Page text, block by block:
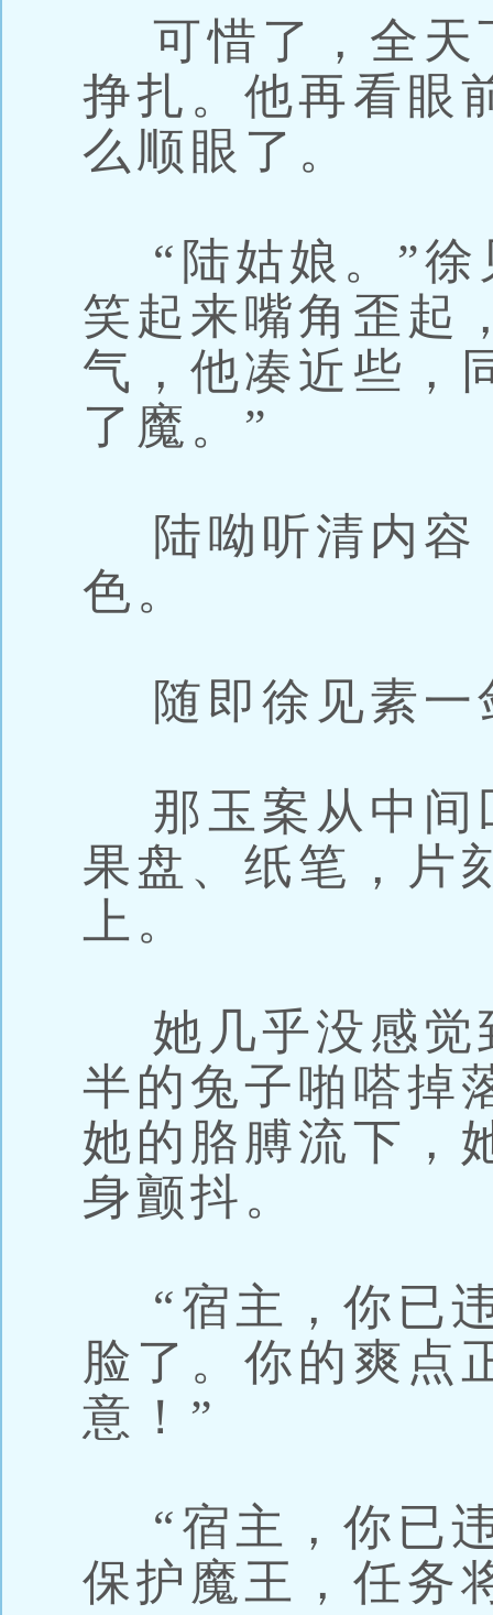
可惜了，全天
挣扎。他再看眼
么顺眼了。
“陆姑娘。”徐
笑起来嘴角歪起
气，他凑近些，
了魔。”
陆呦听清内容
色。
随即徐见素一
那玉案从中间
果盘、纸笔，片
上。
她几乎没感觉
半的兔子啪嗒掉
她的胳膊流下，
身颤抖。
“宿主，你已
脸了。你的爽点
意！”
“宿主，你已
保护魔王，任务